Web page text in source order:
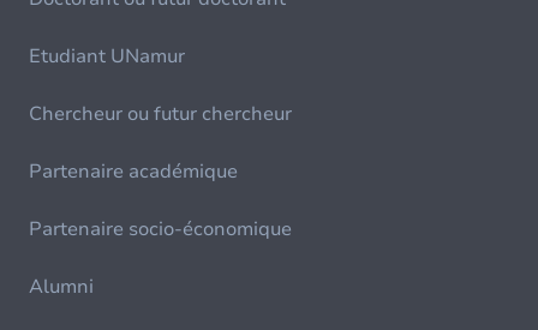
Etudiant UNamur
Chercheur ou futur chercheur
Partenaire académique
Partenaire socio-économique
Alumni